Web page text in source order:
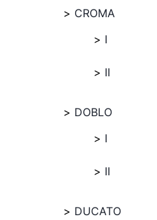
CROMA
I
II
DOBLO
I
II
DUCATO